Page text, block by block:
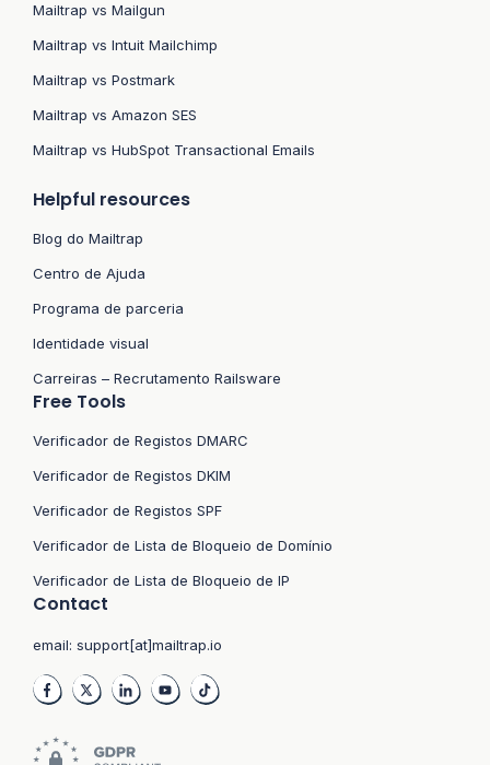
Mailtrap vs Mailgun
Mailtrap vs Intuit Mailchimp
Mailtrap vs Postmark
Mailtrap vs Amazon SES
Mailtrap vs HubSpot Transactional Emails
Helpful resources
Blog do Mailtrap
Centro de Ajuda
Programa de parceria
Identidade visual
Carreiras – Recrutamento Railsware
Free Tools
Verificador de Registos DMARC
Verificador de Registos DKIM
Verificador de Registos SPF
Verificador de Lista de Bloqueio de Domínio
Verificador de Lista de Bloqueio de IP
Contact
email: support[at]mailtrap.io